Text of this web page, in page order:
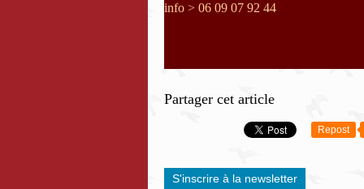
info > 06 09 07 92 44
Partager cet article
Repost
S'inscrire à la newsletter